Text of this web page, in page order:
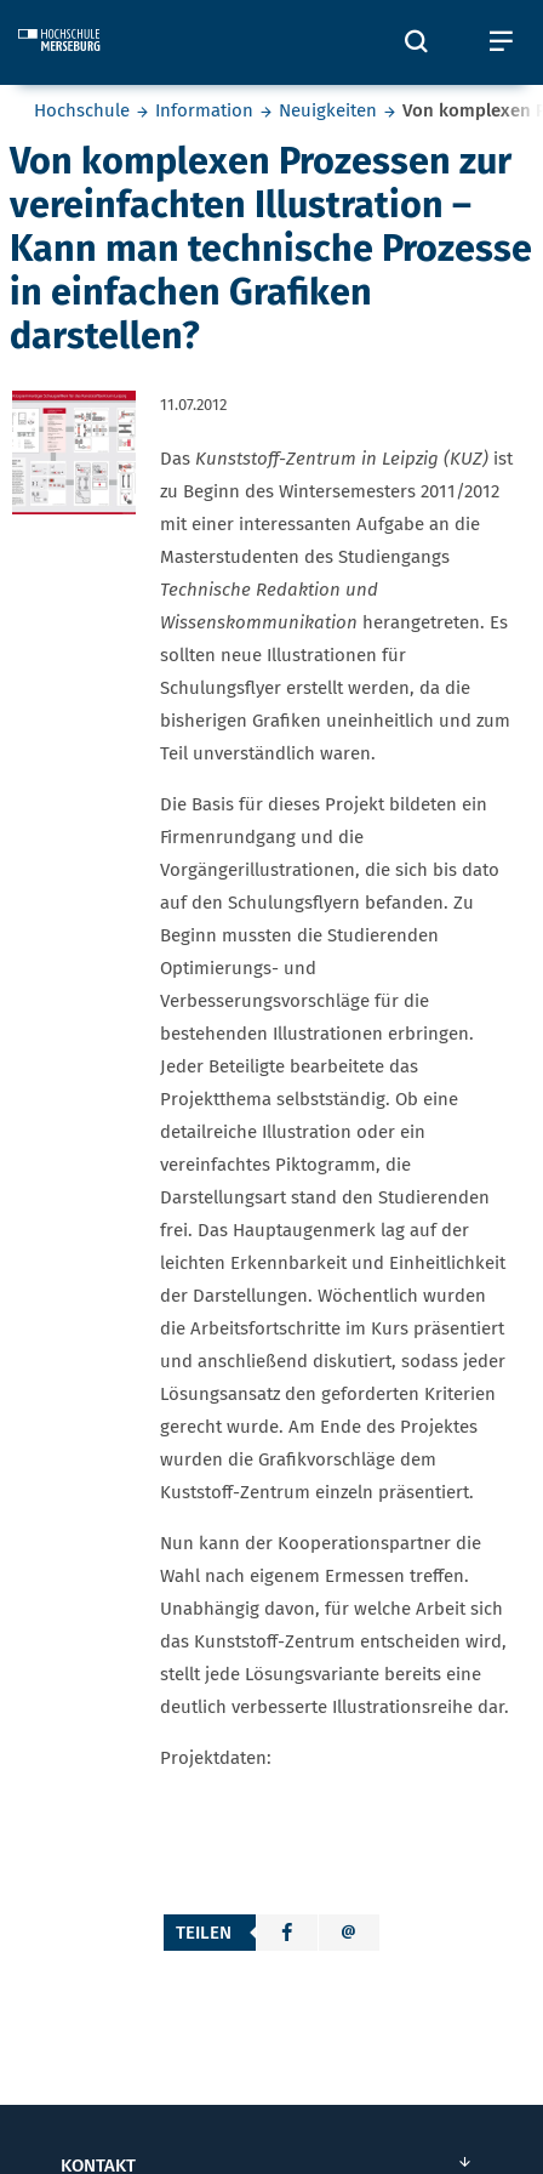
Öffnet
Sie befinden sich hier:
Hochschule Information Neuigkeiten Von komplexen
Von komplexen Prozessen zur
vereinfachten Illustration –
Kann man technische Prozesse
in einfachen Grafiken
darstellen?
11.07.2012
Das Kunststoff-Zentrum in Leipzig (KUZ) ist
zu Beginn des Wintersemesters 2011/2012
mit einer interessanten Aufgabe an die
Masterstudenten des Studiengangs
Technische Redaktion und
Wissenskommunikation herangetreten. Es
sollten neue Illustrationen für
Schulungsflyer erstellt werden, da die
bisherigen Grafiken uneinheitlich und zum
Teil unverständlich waren.
Die Basis für dieses Projekt bildeten ein
Firmenrundgang und die
Vorgängerillustrationen, die sich bis dato
auf den Schulungsflyern befanden. Zu
Beginn mussten die Studierenden
Optimierungs- und
Verbesserungsvorschläge für die
bestehenden Illustrationen erbringen.
Jeder Beteiligte bearbeitete das
Projektthema selbstständig. Ob eine
detailreiche Illustration oder ein
vereinfachtes Piktogramm, die
Darstellungsart stand den Studierenden
frei. Das Hauptaugenmerk lag auf der
leichten Erkennbarkeit und Einheitlichkeit
der Darstellungen. Wöchentlich wurden
die Arbeitsfortschritte im Kurs präsentiert
und anschließend diskutiert, sodass jeder
Lösungsansatz den geforderten Kriterien
gerecht wurde. Am Ende des Projektes
wurden die Grafikvorschläge dem
Kuststoff-Zentrum einzeln präsentiert.
Nun kann der Kooperationspartner die
Wahl nach eigenem Ermessen treffen.
Unabhängig davon, für welche Arbeit sich
das Kunststoff-Zentrum entscheiden wird,
stellt jede Lösungsvariante bereits eine
deutlich verbesserte Illustrationsreihe dar.
Projektdaten:
TEILEN
KONTAKT